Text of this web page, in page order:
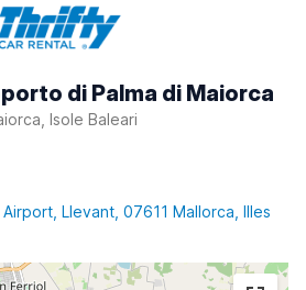
di Palma di Maiorca
Isole Baleari
Llevant, 07611 Mallorca, Illes